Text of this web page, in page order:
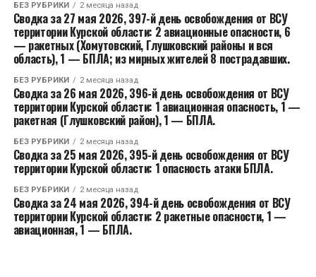
БЕЗ РУБРИКИ 2 месяца назад
Сводка за 27 мая 2026, 397-й день освобождения от ВСУ
территории Курской области: 2 авиационные опасности, 6
— ракетных (Хомутовский, Глушковский районы и вся
область), 1 — БПЛА; из мирных жителей 8 пострадавших.
БЕЗ РУБРИКИ 2 месяца назад
Сводка за 26 мая 2026, 396-й день освобождения от ВСУ
территории Курской области: 1 авиационная опасность, 1 —
ракетная (Глушковский район), 1 — БПЛА.
БЕЗ РУБРИКИ 2 месяца назад
Сводка за 25 мая 2026, 395-й день освобождения от ВСУ
территории Курской области: 1 опасность атаки БПЛА.
БЕЗ РУБРИКИ 2 месяца назад
Сводка за 24 мая 2026, 394-й день освобождения от ВСУ
территории Курской области: 2 ракетные опасности, 1 —
авиационная, 1 — БПЛА.